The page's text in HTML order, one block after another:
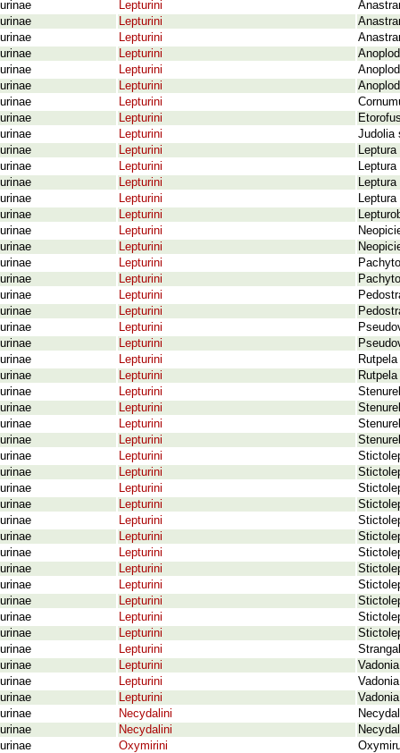
Lepturini
Lepturini
Lepturini
Lepturini
Lepturini
Lepturini
Lepturini
Lepturini
Lepturini
Judolia
Lepturini
Lepturini
Lepturini
Lepturini
Lepturini
Lepturini
Lepturini
Lepturini
Lepturini
Lepturini
Lepturini
Lepturini
Lepturini
Lepturini
Lepturini
Lepturini
Lepturini
Lepturini
Lepturini
Lepturini
Lepturini
Lepturini
Lepturini
Lepturini
Lepturini
Lepturini
Lepturini
Lepturini
Lepturini
Lepturini
Lepturini
Lepturini
Lepturini
Lepturini
Lepturini
Necydalini
Necydalini
Oxymirini